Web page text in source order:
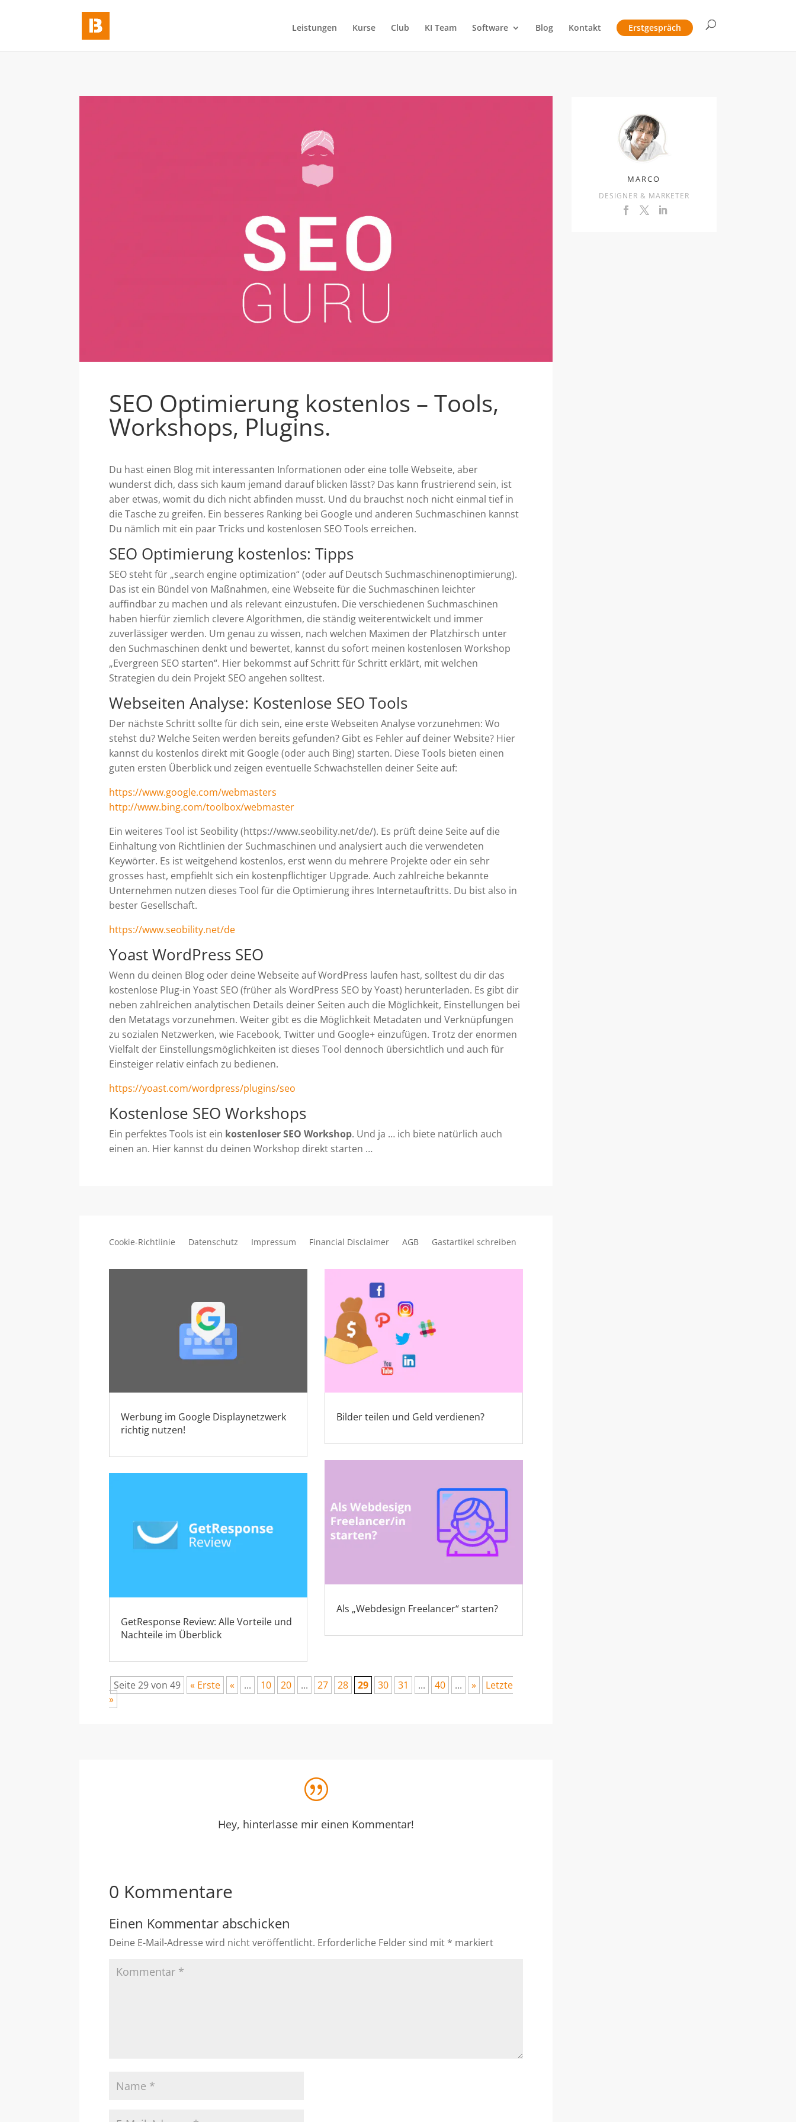
Leistungen Kurse Club KI Team Software Blog Kontakt Erstgespräch
SEO Optimierung kostenlos – Tools,
Workshops, Plugins.
Du hast einen Blog mit interessanten Informationen oder eine tolle Webseite, aber
wunderst dich, dass sich kaum jemand darauf blicken lässt? Das kann frustrierend sein, ist
aber etwas, womit du dich nicht abfinden musst. Und du brauchst noch nicht einmal tief in
die Tasche zu greifen. Ein besseres Ranking bei Google und anderen Suchmaschinen kannst
Du nämlich mit ein paar Tricks und kostenlosen SEO Tools erreichen.
SEO Optimierung kostenlos: Tipps
SEO steht für „search engine optimization“ (oder auf Deutsch Suchmaschinenoptimierung).
Das ist ein Bündel von Maßnahmen, eine Webseite für die Suchmaschinen leichter
auffindbar zu machen und als relevant einzustufen. Die verschiedenen Suchmaschinen
haben hierfür ziemlich clevere Algorithmen, die ständig weiterentwickelt und immer
zuverlässiger werden. Um genau zu wissen, nach welchen Maximen der Platzhirsch unter
den Suchmaschinen denkt und bewertet, kannst du sofort meinen kostenlosen Workshop
„Evergreen SEO starten“. Hier bekommst auf Schritt für Schritt erklärt, mit welchen
Strategien du dein Projekt SEO angehen solltest.
Webseiten Analyse: Kostenlose SEO Tools
Der nächste Schritt sollte für dich sein, eine erste Webseiten Analyse vorzunehmen: Wo
stehst du? Welche Seiten werden bereits gefunden? Gibt es Fehler auf deiner Website? Hier
kannst du kostenlos direkt mit Google (oder auch Bing) starten. Diese Tools bieten einen
guten ersten Überblick und zeigen eventuelle Schwachstellen deiner Seite auf:
https://www.google.com/webmasters
http://www.bing.com/toolbox/webmaster
Ein weiteres Tool ist Seobility (https://www.seobility.net/de/). Es prüft deine Seite auf die
Einhaltung von Richtlinien der Suchmaschinen und analysiert auch die verwendeten
Keywörter. Es ist weitgehend kostenlos, erst wenn du mehrere Projekte oder ein sehr
grosses hast, empfiehlt sich ein kostenpflichtiger Upgrade. Auch zahlreiche bekannte
Unternehmen nutzen dieses Tool für die Optimierung ihres Internetauftritts. Du bist also in
bester Gesellschaft.
https://www.seobility.net/de
Yoast WordPress SEO
Wenn du deinen Blog oder deine Webseite auf WordPress laufen hast, solltest du dir das
kostenlose Plug-in Yoast SEO (früher als WordPress SEO by Yoast) herunterladen. Es gibt dir
neben zahlreichen analytischen Details deiner Seiten auch die Möglichkeit, Einstellungen bei
den Metatags vorzunehmen. Weiter gibt es die Möglichkeit Metadaten und Verknüpfungen
zu sozialen Netzwerken, wie Facebook, Twitter und Google+ einzufügen. Trotz der enormen
Vielfalt der Einstellungsmöglichkeiten ist dieses Tool dennoch übersichtlich und auch für
Einsteiger relativ einfach zu bedienen.
https://yoast.com/wordpress/plugins/seo
Kostenlose SEO Workshops
Ein perfektes Tools ist ein kostenloser SEO Workshop. Und ja … ich biete natürlich auch
einen an. Hier kannst du deinen Workshop direkt starten …
Cookie-Richtlinie Datenschutz Impressum Financial Disclaimer AGB Gastartikel schreiben
Werbung im Google Displaynetzwerk
richtig nutzen!
GetResponse Review: Alle Vorteile und
Nachteile im Überblick
Bilder teilen und Geld verdienen?
Als „Webdesign Freelancer“ starten?
Seite 29 von 49 « Erste « ... 10 20 ... 27 28 29 30 31 ... 40 ... »
Letzte
»
|
Hey, hinterlasse mir einen Kommentar!
0 Kommentare
Einen Kommentar abschicken
Deine E-Mail-Adresse wird nicht veröffentlicht. Erforderliche Felder sind mit * markiert
MARCO
DESIGNER & MARKETER